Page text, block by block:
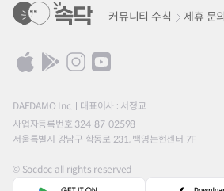
커뮤니티 수칙 제휴 문의
DAEDAMO Inc.
대표이사 : 서정교
사업자등록번호 324-87-02598
서울특별시 강남구 학동로 231, 백영논현센터 7F
© Socdoc all rights reserved